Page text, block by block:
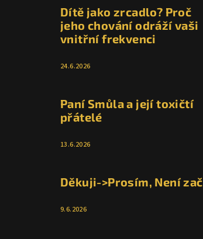
Dítě jako zrcadlo? Proč
jeho chování odráží vaši
vnitřní frekvenci
24.6.2026
Paní Smůla a její toxičtí
přátelé
13.6.2026
Děkuji->Prosím, Není zač
9.6.2026